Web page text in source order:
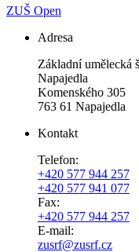
ZUŠ Open
Adresa
Základní umělecká
Napajedla
Komenského 305
763 61 Napajedla
Kontakt
Telefon:
+420 577 944 257
+420 577 941 077
Fax:
+420 577 944 257
E-mail:
zusrf@zusrf.cz